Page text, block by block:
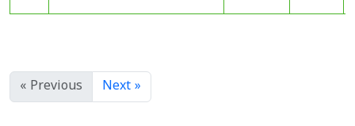
« Previous Next »